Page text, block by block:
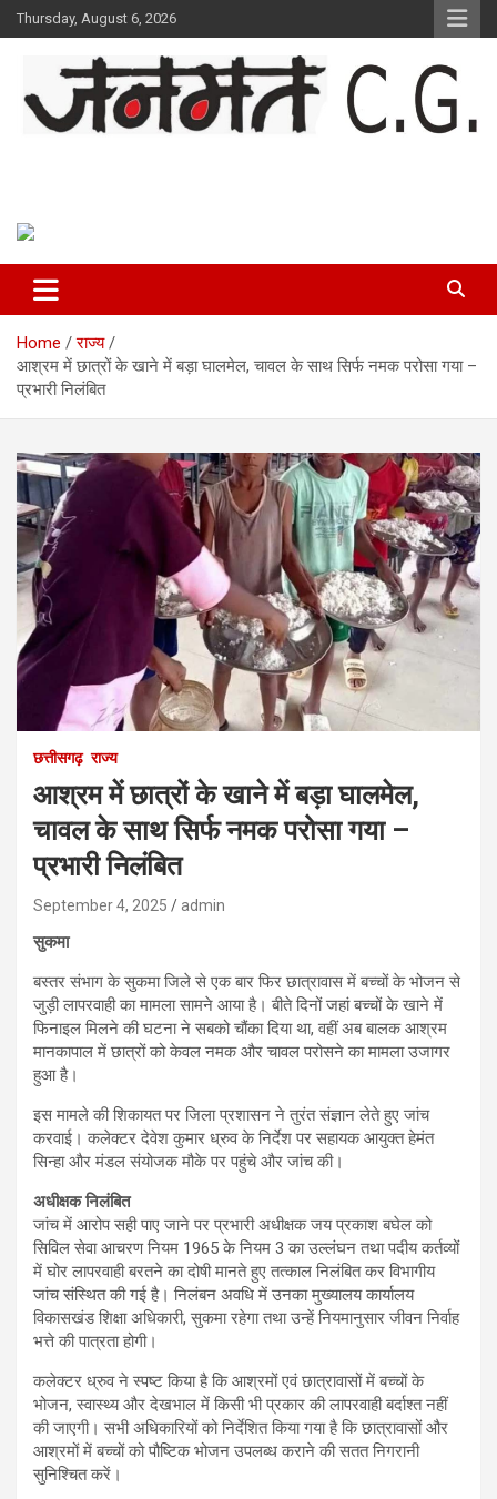
Skip
to
Thursday, August 6, 2026
Home
राज्य
आश्रम में छात्रों के खाने में बड़ा घालमेल, चावल के साथ सिर्फ नमक परोसा गया –
प्रभारी निलंबित
छत्तीसगढ़ राज्य
आश्रम में छात्रों के खाने में बड़ा घालमेल,
चावल के साथ सिर्फ नमक परोसा गया –
प्रभारी निलंबित
September 4, 2025 admin
सुकमा
बस्तर संभाग के सुकमा जिले से एक बार फिर छात्रावास में बच्चों के भोजन से
जुड़ी लापरवाही का मामला सामने आया है। बीते दिनों जहां बच्चों के खाने में
फिनाइल मिलने की घटना ने सबको चौंका दिया था, वहीं अब बालक आश्रम
मानकापाल में छात्रों को केवल नमक और चावल परोसने का मामला उजागर
हुआ है।
इस मामले की शिकायत पर जिला प्रशासन ने तुरंत संज्ञान लेते हुए जांच
करवाई। कलेक्टर देवेश कुमार ध्रुव के निर्देश पर सहायक आयुक्त हेमंत
सिन्हा और मंडल संयोजक मौके पर पहुंचे और जांच की।
अधीक्षक निलंबित
जांच में आरोप सही पाए जाने पर प्रभारी अधीक्षक जय प्रकाश बघेल को
सिविल सेवा आचरण नियम 1965 के नियम 3 का उल्लंघन तथा पदीय कर्तव्यों
में घोर लापरवाही बरतने का दोषी मानते हुए तत्काल निलंबित कर विभागीय
जांच संस्थित की गई है। निलंबन अवधि में उनका मुख्यालय कार्यालय
विकासखंड शिक्षा अधिकारी, सुकमा रहेगा तथा उन्हें नियमानुसार जीवन निर्वाह
भत्ते की पात्रता होगी।
कलेक्टर ध्रुव ने स्पष्ट किया है कि आश्रमों एवं छात्रावासों में बच्चों के
भोजन, स्वास्थ्य और देखभाल में किसी भी प्रकार की लापरवाही बर्दाश्त नहीं
की जाएगी। सभी अधिकारियों को निर्देशित किया गया है कि छात्रावासों और
आश्रमों में बच्चों को पौष्टिक भोजन उपलब्ध कराने की सतत निगरानी
सुनिश्चित करें।